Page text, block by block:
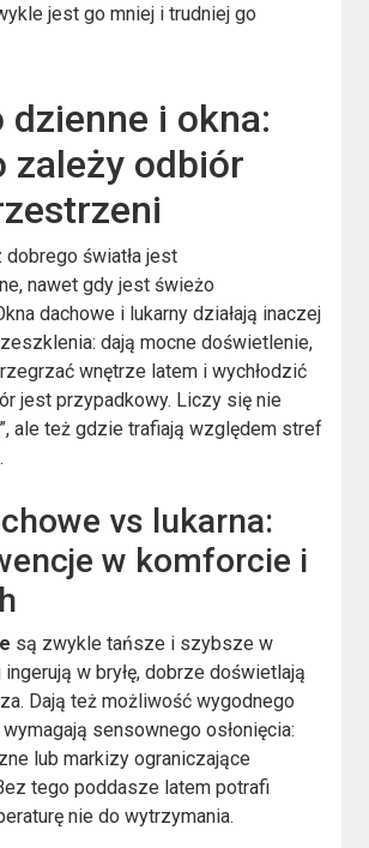
jest go mniej i trudniej go
dzienne i okna:
zależy odbiór
światła jest
nawet gdy jest świeżo
dachowe i lukarny działają inaczej
dają mocne doświetlenie,
wnętrze latem i wychłodzić
jest przypadkowy. Liczy się nie
ale też gdzie trafiają względem stref
vs lukarna:
w komforcie i
są zwykle tańsze i szybsze w
ingerują w bryłę, dobrze doświetlają
Dają też możliwość wygodnego
sensownego osłonięcia:
lub markizy ograniczające
tego poddasze latem potrafi
nie do wytrzymania.